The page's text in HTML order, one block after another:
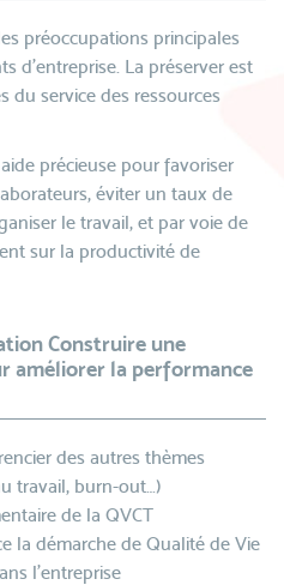
préoccupations principales
d’entreprise. La préserver est
du service des ressources
précieuse pour favoriser
éviter un taux de
le travail, et par voie de
sur la productivité de
Construire une
améliorer la performance
des autres thèmes
travail, burn-out…)
de la QVCT
la démarche de Qualité de Vie
l’entreprise